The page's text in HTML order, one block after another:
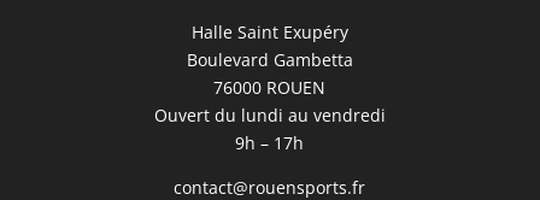
Halle Saint Exupéry
Boulevard Gambetta
76000 ROUEN
Ouvert du lundi au vendredi
9h – 17h
contact@rouensports.fr